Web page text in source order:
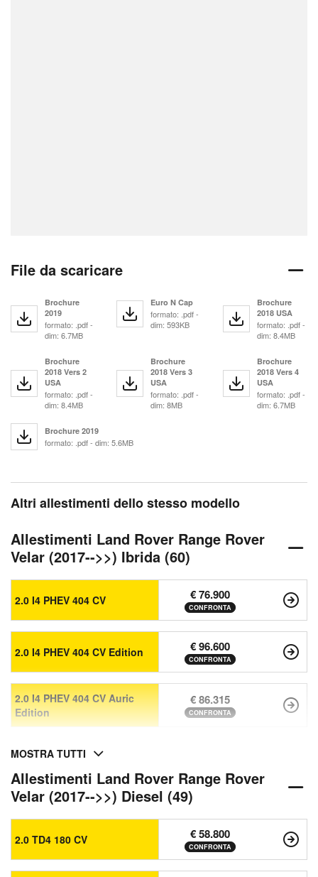
File da scaricare
Brochure
2019
formato: .pdf -
dim: 6.7MB
Euro N Cap
formato: .pdf -
dim: 593KB
Brochure
2018 USA
formato: .pdf -
dim: 8.4MB
Brochure
2018 Vers 2
USA
formato: .pdf -
dim: 8.4MB
Brochure
2018 Vers 3
USA
formato: .pdf -
dim: 8MB
Brochure
2018 Vers 4
USA
formato: .pdf -
dim: 6.7MB
Brochure 2019
formato: .pdf - dim: 5.6MB
Altri allestimenti dello stesso modello
Allestimenti Land Rover Range Rover
Velar (2017-->>) Ibrida (60)
2.0 I4 PHEV 404 CV € 76.900
CONFRONTA
2.0 I4 PHEV 404 CV Edition € 96.600
CONFRONTA
2.0 I4 PHEV 404 CV Auric
Edition
€ 86.315
CONFRONTA
MOSTRA TUTTI
Allestimenti Land Rover Range Rover
Velar (2017-->>) Diesel (49)
2.0 TD4 180 CV € 58.800
CONFRONTA